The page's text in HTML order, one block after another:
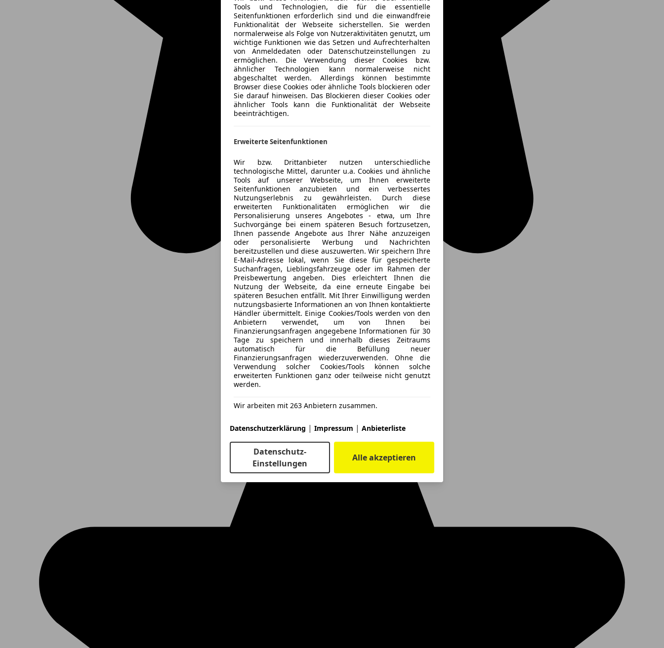
Tools und Technologien, die für die essentielle
Seitenfunktionen erforderlich sind und die einwandfreie
Funktionalität der Webseite sicherstellen. Sie werden
normalerweise als Folge von Nutzeraktivitäten genutzt, um
wichtige Funktionen wie das Setzen und Aufrechterhalten
von Anmeldedaten oder Datenschutzeinstellungen zu
ermöglichen. Die Verwendung dieser Cookies bzw.
ähnlicher Technologien kann normalerweise nicht
abgeschaltet werden. Allerdings können bestimmte
Browser diese Cookies oder ähnliche Tools blockieren oder
Sie darauf hinweisen. Das Blockieren dieser Cookies oder
ähnlicher Tools kann die Funktionalität der Webseite
beeinträchtigen.
Erweiterte Seitenfunktionen
Wir bzw. Drittanbieter nutzen unterschiedliche
technologische Mittel, darunter u.a. Cookies und ähnliche
Tools auf unserer Webseite, um Ihnen erweiterte
Seitenfunktionen anzubieten und ein verbessertes
Nutzungserlebnis zu gewährleisten. Durch diese
erweiterten Funktionalitäten ermöglichen wir die
Personalisierung unseres Angebotes - etwa, um Ihre
Suchvorgänge bei einem späteren Besuch fortzusetzen,
Ihnen passende Angebote aus Ihrer Nähe anzuzeigen
oder personalisierte Werbung und Nachrichten
bereitzustellen und diese auszuwerten. Wir speichern Ihre
E-Mail-Adresse lokal, wenn Sie diese für gespeicherte
Suchanfragen, Lieblingsfahrzeuge oder im Rahmen der
Preisbewertung angeben. Dies erleichtert Ihnen die
Nutzung der Webseite, da eine erneute Eingabe bei
späteren Besuchen entfällt. Mit Ihrer Einwilligung werden
nutzungsbasierte Informationen an von Ihnen kontaktierte
Händler übermittelt. Einige Cookies/Tools werden von den
Anbietern verwendet, um von Ihnen bei
Finanzierungsanfragen angegebene Informationen für 30
Tage zu speichern und innerhalb dieses Zeitraums
automatisch für die Befüllung neuer
Finanzierungsanfragen wiederzuverwenden. Ohne die
Verwendung solcher Cookies/Tools können solche
erweiterten Funktionen ganz oder teilweise nicht genutzt
werden.
Wir arbeiten mit 263 Anbietern zusammen.
Datenschutzerklärung | Impressum | Anbieterliste
Datenschutz-
Einstellungen
Alle akzeptieren